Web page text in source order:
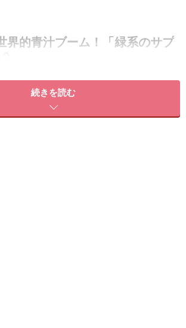
界的青汁ブーム！「緑系のサプ
汁ブーム」が起こっていることをご存
日本では健康食品の年間の製造量の中
分がここ数年1位・2位を争うほどの定
続きを読む